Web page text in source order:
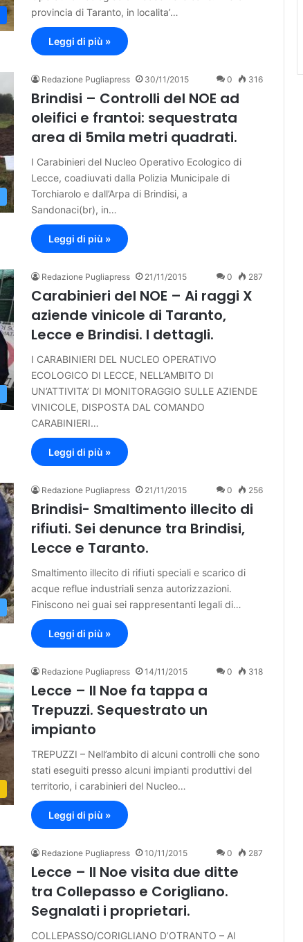
provincia di Taranto, in localita’…
Leggi di più »
Redazione Pugliapress 30/11/2015 0 316
Brindisi – Controlli del NOE ad
oleifici e frantoi: sequestrata
area di 5mila metri quadrati.
I Carabinieri del Nucleo Operativo Ecologico di
Lecce, coadiuvati dalla Polizia Municipale di
Torchiarolo e dall’Arpa di Brindisi, a
Sandonaci(br), in…
Leggi di più »
Redazione Pugliapress 21/11/2015 0 287
Carabinieri del NOE – Ai raggi X
aziende vinicole di Taranto,
Lecce e Brindisi. I dettagli.
I CARABINIERI DEL NUCLEO OPERATIVO
ECOLOGICO DI LECCE, NELL’AMBITO DI
UN’ATTIVITA’ DI MONITORAGGIO SULLE AZIENDE
VINICOLE, DISPOSTA DAL COMANDO
CARABINIERI…
Leggi di più »
Redazione Pugliapress 21/11/2015 0 256
Brindisi- Smaltimento illecito di
rifiuti. Sei denunce tra Brindisi,
Lecce e Taranto.
Smaltimento illecito di rifiuti speciali e scarico di
acque reflue industriali senza autorizzazioni.
Finiscono nei guai sei rappresentanti legali di…
Leggi di più »
Redazione Pugliapress 14/11/2015 0 318
Lecce – Il Noe fa tappa a
Trepuzzi. Sequestrato un
impianto
TREPUZZI – Nell’ambito di alcuni controlli che sono
stati eseguiti presso alcuni impianti produttivi del
territorio, i carabinieri del Nucleo…
Leggi di più »
Redazione Pugliapress 10/11/2015 0 287
Lecce – Il Noe visita due ditte
tra Collepasso e Corigliano.
Segnalati i proprietari.
COLLEPASSO/CORIGLIANO D’OTRANTO – Al